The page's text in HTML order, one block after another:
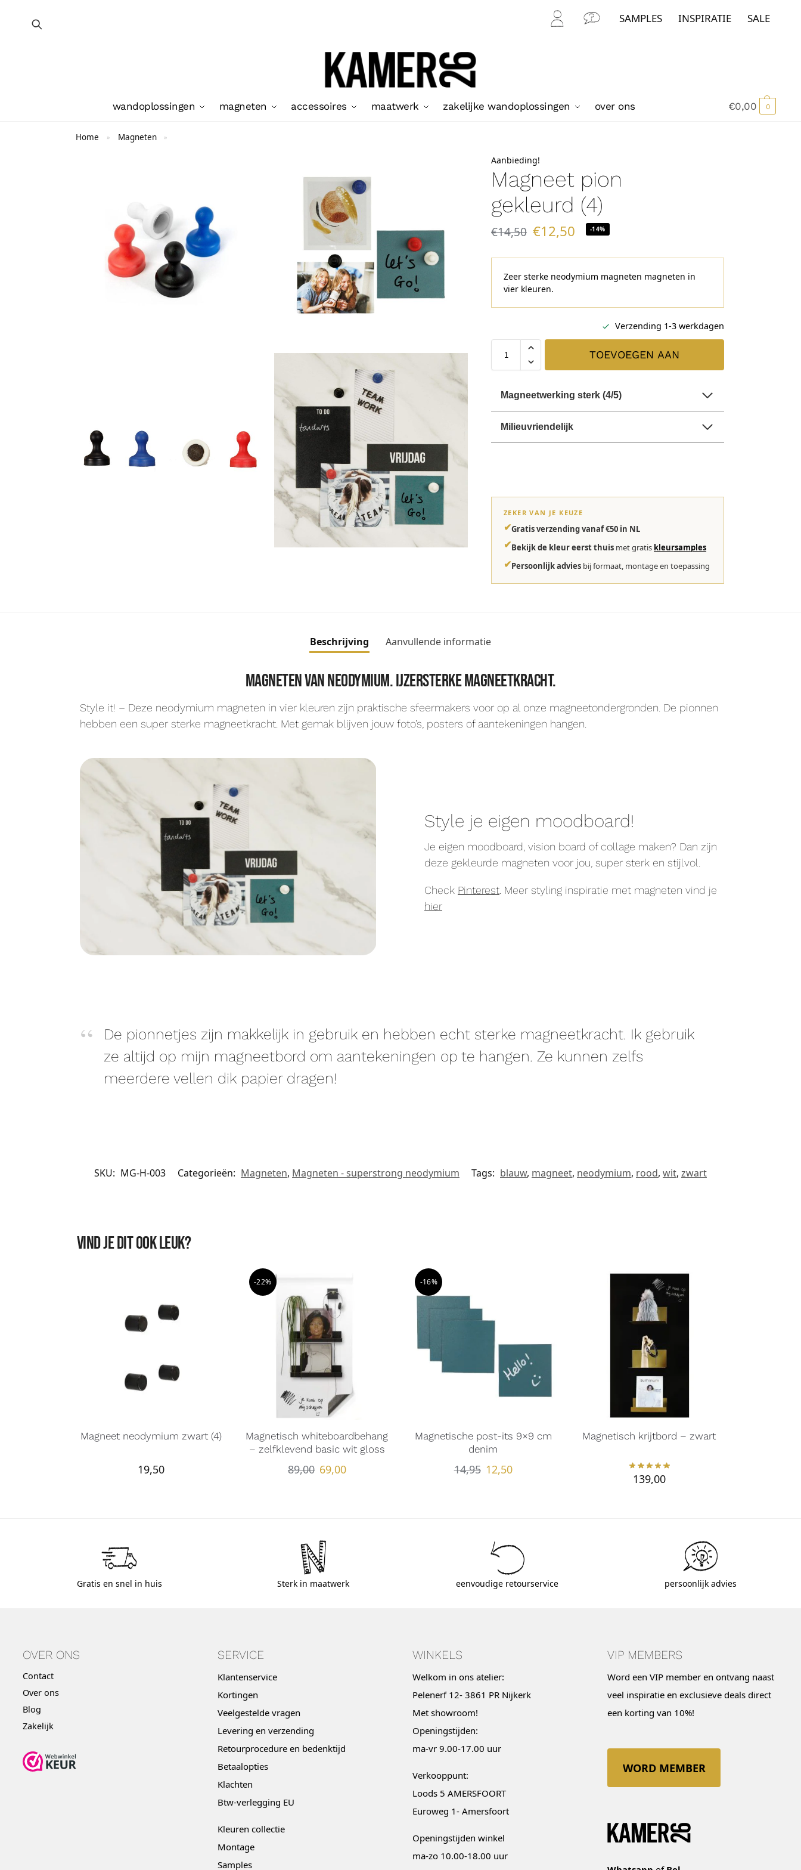
Mijn
Con
SAMPLES INSPIRATIE SALE
wandoplossingen magneten accessoires maatwerk zakelijke wandoplossingen over ons €0,00 0
Home » Magneten »
Aanbieding!
Magneet pion
gekleurd (4)
€14,50 €12,50 -14%
Zeer sterke neodymium magneten magneten in
vier kleuren.
Verzending 1-3 werkdagen
TOEVOEGEN AAN
Magneetwerking sterk (4/5)
Milieuvriendelijk
ZEKER VAN JE KEUZE
✔Gratis verzending vanaf €50 in NL
✔Bekijk de kleur eerst thuis met gratis kleursamples
✔Persoonlijk advies bij formaat, montage en toepassing
Beschrijving Aanvullende informatie
Magneten van neodymium. Ijzersterke magneetkracht.
Style it! – Deze neodymium magneten in vier kleuren zijn praktische sfeermakers voor op al onze magneetondergronden. De pionnen
hebben een super sterke magneetkracht. Met gemak blijven jouw foto’s, posters of aantekeningen hangen.
Style je eigen moodboard!
Je eigen moodboard, vision board of collage maken? Dan zijn
deze gekleurde magneten voor jou, super sterk en stijlvol.
Check Pinterest. Meer styling inspiratie met magneten vind je
hier
De pionnetjes zijn makkelijk in gebruik en hebben echt sterke magneetkracht. Ik gebruik
ze altijd op mijn magneetbord om aantekeningen op te hangen. Ze kunnen zelfs
meerdere vellen dik papier dragen!
SKU: MG-H-003 Categorieën: Magneten, Magneten - superstrong neodymium Tags: blauw, magneet, neodymium, rood, wit, zwart
Vind je dit ook leuk?
Magneet neodymium zwart (4)
19,50
-22%
Magnetisch whiteboardbehang
– zelfklevend basic wit gloss
89,00 69,00
-16%
Magnetische post-its 9×9 cm
denim
14,95 12,50
Magnetisch krijtbord – zwart
139,00
Gratis en snel in huis Sterk in maatwerk eenvoudige retourservice persoonlijk advies
OVER ONS
Contact
Over ons
Blog
Zakelijk
SERVICE
Klantenservice
Kortingen
Veelgestelde vragen
Levering en verzending
Retourprocedure en bedenktijd
Betaalopties
Klachten
Btw-verlegging EU
Kleuren collectie
Montage
Samples
WINKELS
Welkom in ons atelier:
Pelenerf 12- 3861 PR Nijkerk
Met showroom!
Openingstijden:
ma-vr 9.00-17.00 uur
Verkooppunt:
Loods 5 AMERSFOORT
Euroweg 1- Amersfoort
Openingstijden winkel
ma-zo 10.00-18.00 uur
VIP MEMBERS
Word een VIP member en ontvang naast
veel inspiratie en exclusieve deals direct
een korting van 10%!
WORD MEMBER